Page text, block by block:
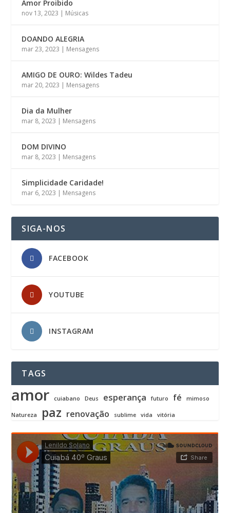
Amor Proibido
nov 13, 2023 | Músicas
DOANDO ALEGRIA
mar 23, 2023 | Mensagens
AMIGO DE OURO: Wildes Tadeu
mar 20, 2023 | Mensagens
Dia da Mulher
mar 8, 2023 | Mensagens
DOM DIVINO
mar 8, 2023 | Mensagens
Simplicidade Caridade!
mar 6, 2023 | Mensagens
SIGA-NOS
FACEBOOK
YOUTUBE
INSTAGRAM
TAGS
amor cuiabano Deus esperança futuro fé mimoso
Natureza paz renovação sublime vida vitória